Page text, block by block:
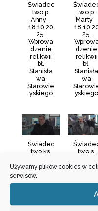
Używamy plików cookies w
serwisów.
Świadec
two p.
Anny -
18.10.20
25,
Wprowa
dzenie
relikwii
bł.
Stanisła
wa
Starowie
yskiego
two p.
Marty -
18.10.20
25,
Wprowa
dzenie
relikwii
bł.
Stanisła
wa
yskiego
Świadec
two ks.
a,
proboszc
two s.
18.10.20
relikwii